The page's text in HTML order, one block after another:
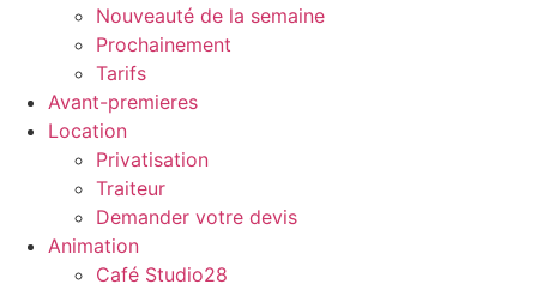
Nouveauté de la semaine
Prochainement
Tarifs
Avant-premieres
Location
Privatisation
Traiteur
Demander votre devis
Animation
Café Studio28